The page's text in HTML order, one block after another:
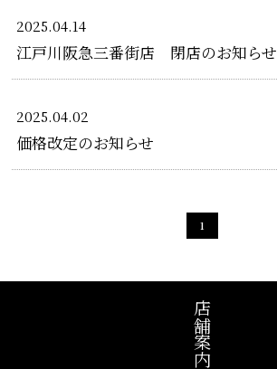
ならまち店
2025.04.14
江戸川阪急三番街店 閉店のお知らせ
2025.04.02
価格改定のお知らせ
1
店舗案内